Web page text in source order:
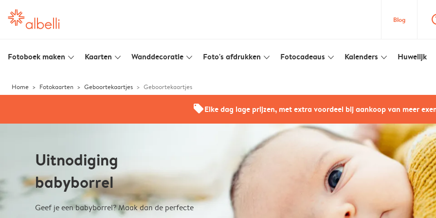
Blog
Fotoboek maken slim_arrow_down Kaarten slim_arrow_down Wanddecoratie slim_arrow_down Foto's afdrukken slim_arrow_down Fotocadeaus slim_arrow_down Kalenders slim_arrow_down Huwelijk
Home Fotokaarten Geboortekaartjes Geboortekaartjes
offersElke dag lage prijzen, met extra voordeel bij aankoop van meer
Uitnodiging
babyborrel
Geef je een babyborrel? Maak dan de perfecte